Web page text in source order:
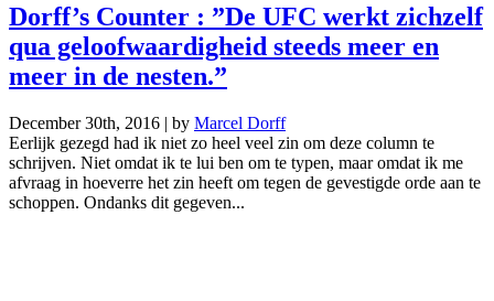
Dorff’s Counter : ”De UFC werkt zichzelf
qua geloofwaardigheid steeds meer en
meer in de nesten.”
December 30th, 2016 | by Marcel Dorff
Eerlijk gezegd had ik niet zo heel veel zin om deze column te
schrijven. Niet omdat ik te lui ben om te typen, maar omdat ik me
afvraag in hoeverre het zin heeft om tegen de gevestigde orde aan te
schoppen. Ondanks dit gegeven...